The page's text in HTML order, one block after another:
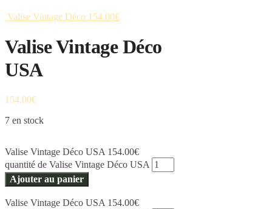
Valise Vintage Déco 154.00€
Valise Vintage Déco
USA
154.00€
7 en stock
Valise Vintage Déco USA 154.00€
quantité de Valise Vintage Déco USA
Ajouter au panier
Valise Vintage Déco USA 154.00€